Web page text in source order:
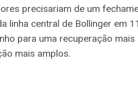
precisariam de um
linha central de Bollinger em
para uma recuperação
mais amplos.